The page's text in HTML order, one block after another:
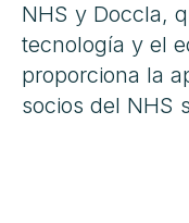
NHS y Doccla,
tecnología y el
proporciona la
socios del NHS